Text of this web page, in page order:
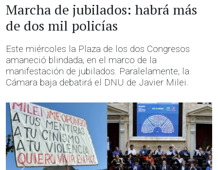
Marcha de jubilados: habrá más
de dos mil policías
Este miércoles la Plaza de los dos Congresos
amaneció blindada, en el marco de la
manifestación de jubilados. Paralelamente, la
Cámara baja debatirá el DNU de Javier Milei.